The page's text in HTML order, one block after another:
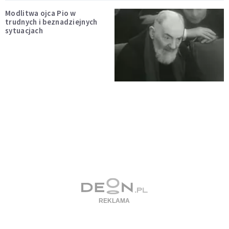
Modlitwa ojca Pio w
trudnych i beznadziejnych
sytuacjach